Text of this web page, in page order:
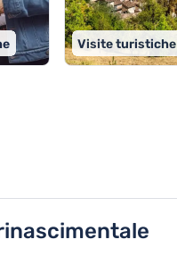
Visite turistiche